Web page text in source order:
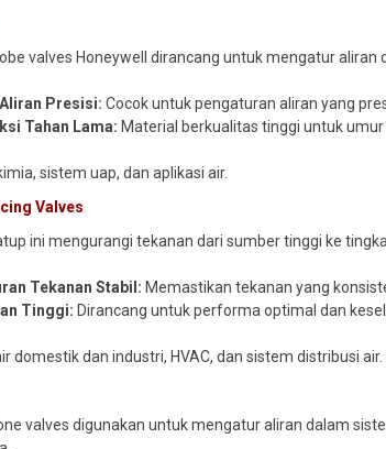
valves Honeywell dirancang untuk mengatur
Presisi: Cocok untuk pengaturan aliran yang
Tahan Lama: Material berkualitas tinggi untuk umur
sistem uap, dan aplikasi air.
Valves
ini mengurangi tekanan dari sumber tinggi ke
Tekanan Stabil: Memastikan tekanan yang
Tinggi: Dirancang untuk performa optimal dan
domestik dan industri, HVAC, dan sistem distribusi air.
valves digunakan untuk mengatur aliran dalam